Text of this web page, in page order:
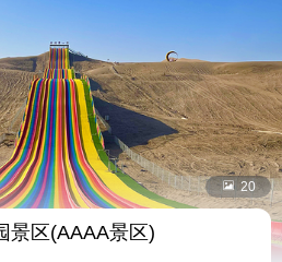
 20
景区(AAAA景区)